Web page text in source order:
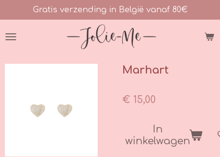
direct
naar
Gratis verzending in België vanaf 80€
Marhart
€ 15,00
In
winkelwagen